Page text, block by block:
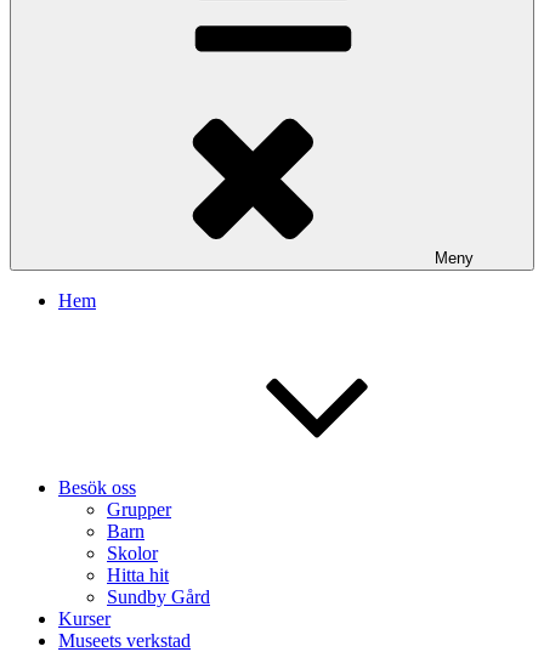
Meny
Hem
Besök oss
Grupper
Barn
Skolor
Hitta hit
Sundby Gård
Kurser
Museets verkstad